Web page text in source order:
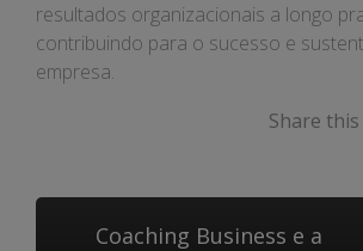
resultados organizacionais a longo
contribuindo para o sucesso e
empresa.
Share
Coaching Business e a